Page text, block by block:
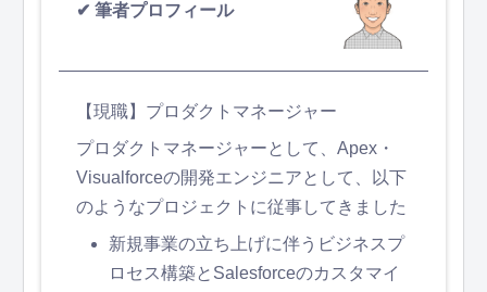
筆者プロフィール
【現職】プロダクトマネージャー
プロダクトマネージャーとして、Apex・
Visualforceの開発エンジニアとして、以下
のようなプロジェクトに従事してきました
新規事業の立ち上げに伴うビジネスプ
ロセス構築とSalesforceのカスタマイ